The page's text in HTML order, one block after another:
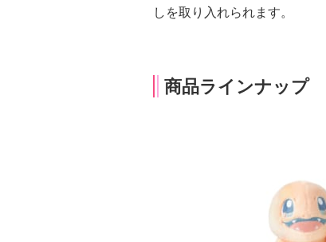
しを取り入れられます。
商品ラインナップ